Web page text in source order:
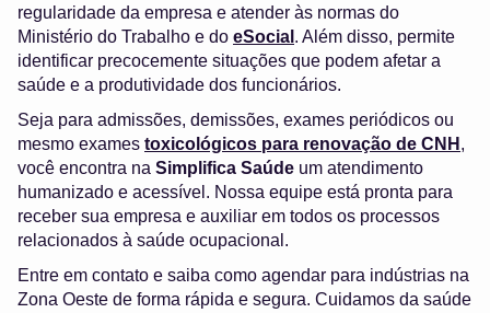
regularidade da empresa e atender às normas do
Ministério do Trabalho e do eSocial . Além disso, permite
identificar precocemente situações que podem afetar a
saúde e a produtividade dos funcionários.
Seja para admissões, demissões, exames periódicos ou
mesmo exames toxicológicos para renovação de CNH ,
você encontra na Simplifica Saúde um atendimento
humanizado e acessível. Nossa equipe está pronta para
receber sua empresa e auxiliar em todos os processos
relacionados à saúde ocupacional.
Entre em contato e saiba como agendar para indústrias na
Zona Oeste de forma rápida e segura. Cuidamos da saúde